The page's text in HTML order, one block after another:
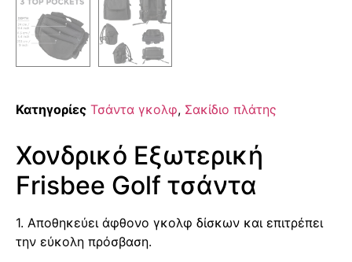
Κατηγορίες Τσάντα γκολφ, Σακίδιο πλάτης
Χονδρικό Εξωτερική
Frisbee Golf τσάντα
1. Αποθηκεύει άφθονο γκολφ δίσκων και επιτρέπει
την εύκολη πρόσβαση.